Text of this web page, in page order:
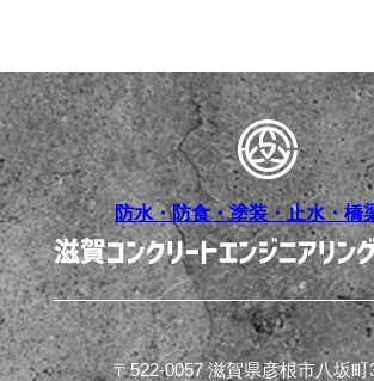
防水・防食・塗装・止水・橋
〒522-0057 滋賀県彦根市八坂町